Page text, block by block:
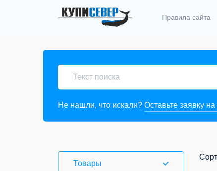
Правила сайта
Не нашли, что искали? Оставьте заявку на
Товары